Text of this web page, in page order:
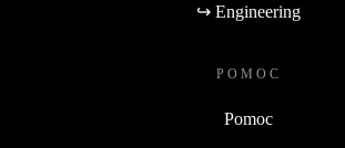
↪ Engineering
POMOC
Pomoc